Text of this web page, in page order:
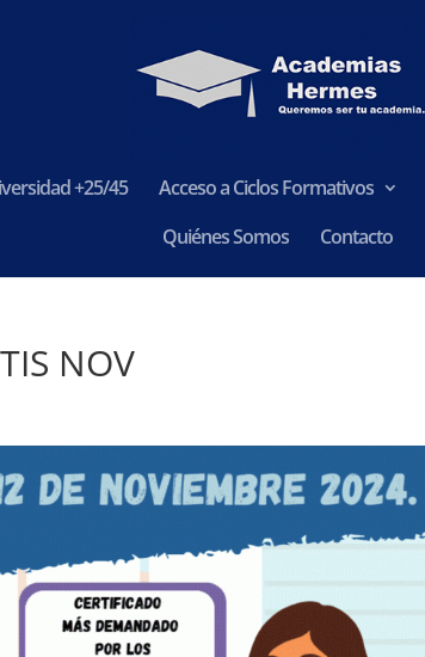
+25/45 Acceso a Ciclos Formativos
Quiénes Somos
Contacto
NOV